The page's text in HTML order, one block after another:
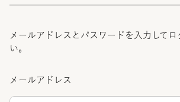
メールアドレスとパスワードを入力してロ
い。
メールアドレス